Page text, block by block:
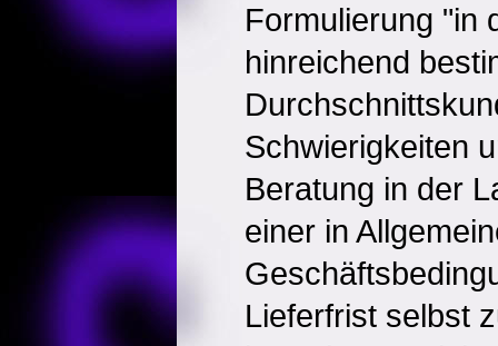
Formulierung "in
hinreichend
Schwierigkeiten
Beratung in der
einer in
Lieferfrist selbst